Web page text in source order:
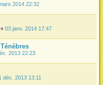
2014 22:32
« 03 janv. 2014 17:47
2013 22:23
déc. 2013 13:11